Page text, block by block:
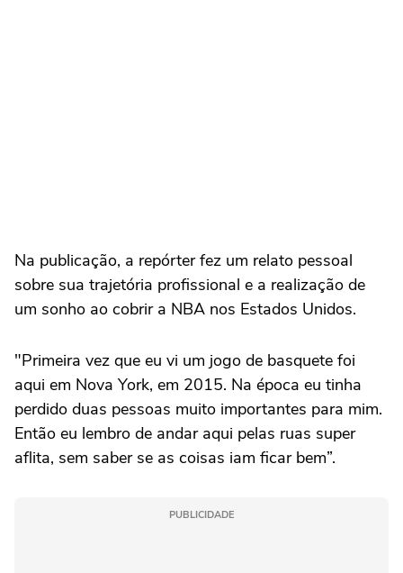
Na publicação, a repórter fez um relato pessoal
sobre sua trajetória profissional e a realização de
um sonho ao cobrir a NBA nos Estados Unidos.
"Primeira vez que eu vi um jogo de basquete foi
aqui em Nova York, em 2015. Na época eu tinha
perdido duas pessoas muito importantes para mim.
Então eu lembro de andar aqui pelas ruas super
aflita, sem saber se as coisas iam ficar bem”.
PUBLICIDADE